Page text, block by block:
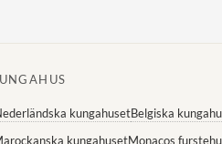
kungahusetBelgiska
kungahusetMonacos